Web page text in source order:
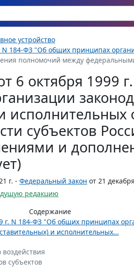
устройство
N 184-ФЗ "Об общих принципах
полномочий между
6 октября 1999
исполнительных
субъектов
и
г. - Федеральный закон от 21
редакцию
Содержание
г. N 184-ФЗ "Об общих принципах
и исполнительных...
субъектов